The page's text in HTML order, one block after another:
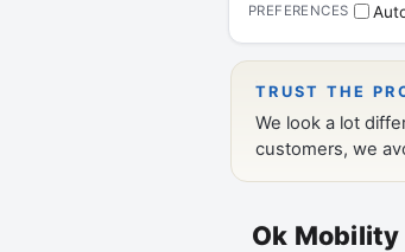
Ok Mobility